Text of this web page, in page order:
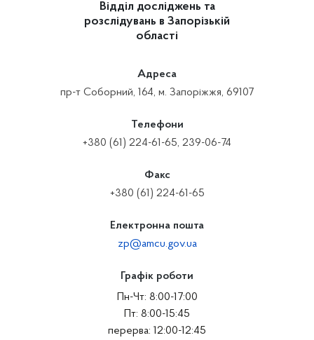
Відділ досліджень та
розслідувань в Запорізькій
області
Адреса
пр-т Соборний, 164, м. Запоріжжя, 69107
Телефони
+380 (61) 224-61-65, 239-06-74
Факс
+380 (61) 224-61-65
Електронна пошта
zp@amcu.gov.ua
Графік роботи
Пн-Чт: 8:00-17:00
Пт: 8:00-15:45
перерва: 12:00-12:45